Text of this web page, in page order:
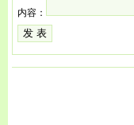
内容：